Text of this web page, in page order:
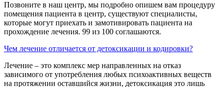
Позвоните в наш центр, мы подробно опишем вам процедуру
помещения пациента в центр, существуют специалисты,
которые могут приехать и замотивировать пациента на
прохождение лечения. 99 из 100 соглашаются.
Чем лечение отличается от детоксикации и кодировки?
Лечение – это комплекс мер направленных на отказ
зависимого от употребления любых психоактивных веществ
на протяжении оставшийся жизни, детоксикация это лишь